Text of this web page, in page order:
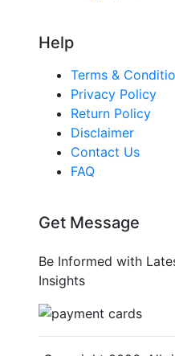
Help
Terms &
Privacy Policy
Return Policy
Disclaimer
Contact Us
FAQ
Get Message
Be Informed with
Insights